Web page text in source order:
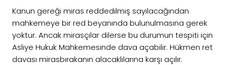
Kanun gereği miras reddedilmiş sayılacağından
mahkemeye bir red beyanında bulunulmasına gerek
yoktur. Ancak mirasçılar dilerse bu durumun tespiti için
Asliye Hukuk Mahkemesinde dava açabilir. Hükmen ret
davası mirasbırakanın alacaklılarına karşı açılır.